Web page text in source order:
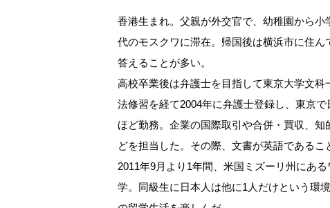
香港生まれ。父親が外交官で、幼稚園から
代のモスクワに滞在。帰国後は横浜市に住ん
答えることが多い。
高校卒業後は弁護士を目指して東京大学文科
法修習を経て2004年に弁護士登録し、東京
ほど勤務。企業の国際取引や合併・買収、
どを担当した。その際、文書が英語である
2011年9月より1年間、米国ミズーリ州にあ
学。同級生に日本人は他に1人だけという環